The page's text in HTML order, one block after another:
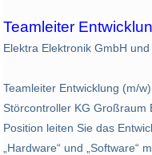
Teamleiter
Elektra Elektronik GmbH
Teamleiter Entwicklung (m/
Störcontroller KG Großraum
Position leiten Sie das
„Hardware“ und